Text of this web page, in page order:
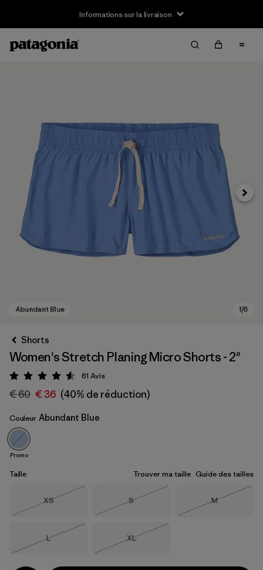
Informations sur la livraison
Abundant Blue
Shorts
Women's Stretch Planing Micro Shorts - 2"
Évaluation: 4.5 / 5
61 Avis
€ 60 € 36 (40% de réduction)
Couleur Abundant Blue
Promo
Taille Trouver ma taille Guide des tailles
Taille
XS
Taille
S
Taille
M
Taille
L
Taille
XL